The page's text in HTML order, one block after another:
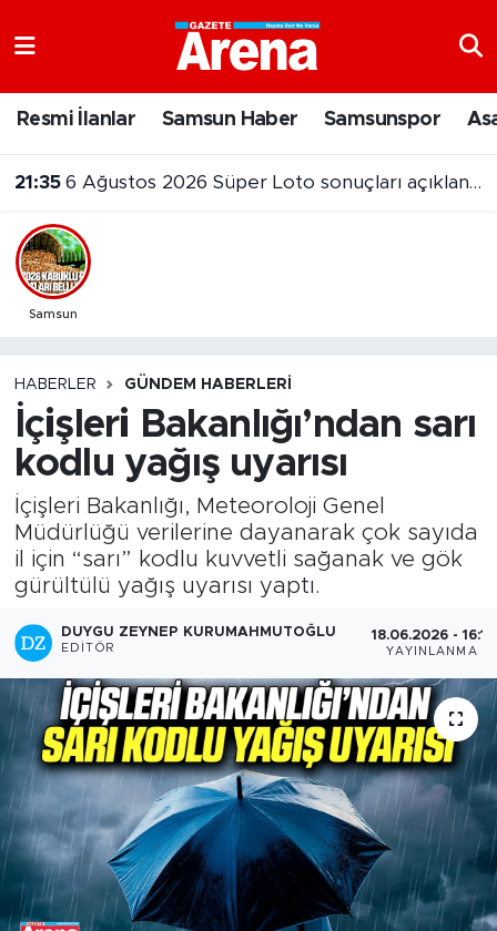
Resmi İlanlar Samsun Haber Samsunspor
21:35 6 Ağustos 2026 Süper Loto sonuçları açıklandı
Samsun
HABERLER GÜNDEM HABERLERI
İçişleri Bakanlığı’ndan sarı
kodlu yağış uyarısı
İçişleri Bakanlığı, Meteoroloji Genel
Müdürlüğü verilerine dayanarak çok sayıda
il için “sarı” kodlu kuvvetli sağanak ve gök
gürültülü yağış uyarısı yaptı.
DUYGU ZEYNEP KURUMAHMUTOĞLU
EDITÖR
18.06.2026 - 16:11
YAYINLANMA
Samsun Namaz Vakitleri
Trafik Durumu
Süper Lig Puan Durumu ve Fikstür
Son Dakika Haberleri
Haber Arşivi